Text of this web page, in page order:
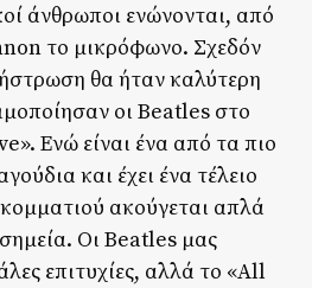
άνθρωποι ενώνονται, από
το μικρόφωνο. Σχεδόν
θα ήταν καλύτερη
οι Beatles στο
Ενώ είναι ένα από τα πιο
και έχει ένα τέλειο
ακούγεται απλά
Οι Beatles μας
επιτυχίες, αλλά το «All